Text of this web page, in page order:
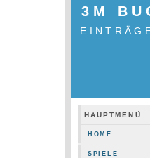
3M
HAUPTMENÜ
HOME
SPIELE